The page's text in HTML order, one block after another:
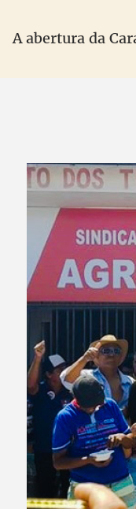
A abertura da